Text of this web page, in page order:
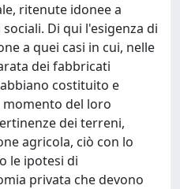
ritenute idonee a
Di qui l'esigenza di
a quei casi in cui, nelle
dei fabbricati
costituito e
del loro
dei terreni,
agricola, ciò con lo
le ipotesi di
privata che devono